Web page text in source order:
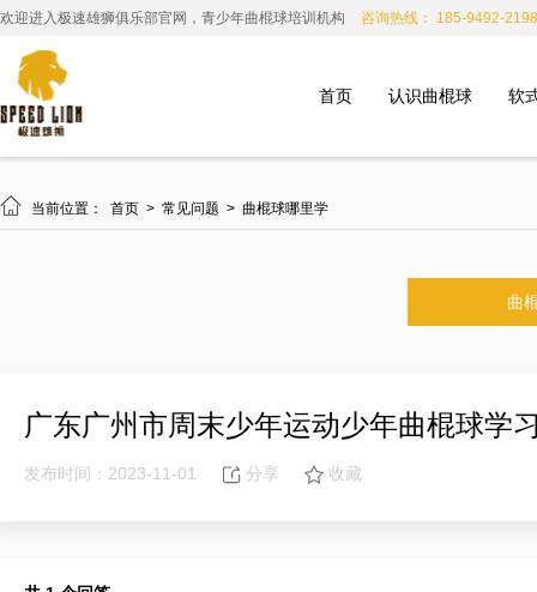
欢迎进入极速雄狮俱乐部官网，青少年曲棍球培训机构 咨询热线： 185-9492-2198
首页 认识曲棍球 软
 当前位置： 首页 > 常见问题 > 曲棍球哪里学
曲
广东广州市周末少年运动少年曲棍球学
发布时间：2023-11-01 分享 收藏